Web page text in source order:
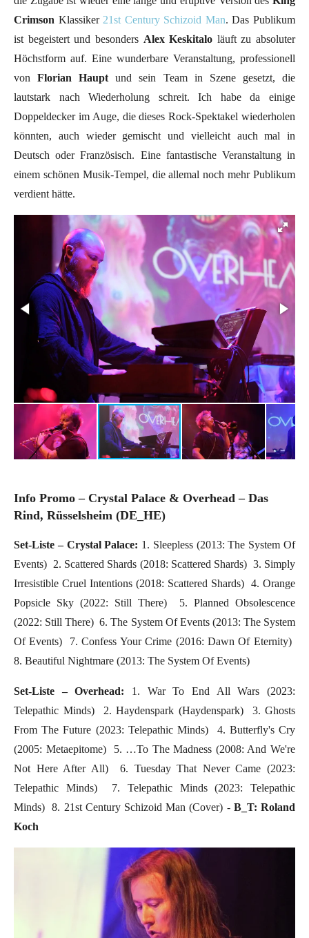
Crimson Klassiker 21st Century Schizoid Man. Das Publikum
ist begeistert und besonders Alex Keskitalo läuft zu absoluter
Höchstform auf. Eine wunderbare Veranstaltung, professionell
vonFlorian Haupt und sein Team in Szene gesetzt, die
lautstark nach Wiederholung schreit. Ich habe da einige
Doppeldecker im Auge, die dieses Rock-Spektakel wiederholen
könnten, auch wieder gemischt und vielleicht auch mal in
Deutsch oder Französisch. Eine fantastische Veranstaltung in
einem schönen Musik-Tempel, die allemal noch mehr Publikum
verdient hätte.
Info Promo – Crystal Palace & Overhead – Das
Rind, Rüsselsheim (DE_HE)
Set-Liste – Crystal Palace: 1. Sleepless (2013: The System Of
Events)  2. Scattered Shards (2018: Scattered Shards)  3. Simply
Irresistible Cruel Intentions (2018: Scattered Shards)  4. Orange
Popsicle Sky (2022: Still There)  5. Planned Obsolescence
(2022: Still There)  6. The System Of Events (2013: The System
Of Events)  7. Confess Your Crime (2016: Dawn Of Eternity) 
8. Beautiful Nightmare (2013: The System Of Events)
Set-Liste – Overhead: 1. War To End All Wars (2023:
Telepathic Minds)  2. Haydenspark (Haydenspark)  3. Ghosts
From The Future (2023: Telepathic Minds)  4. Butterfly's Cry
(2005: Metaepitome)  5. …To The Madness (2008: And We're
Not Here After All)  6. Tuesday That Never Came (2023:
Telepathic Minds)  7. Telepathic Minds (2023: Telepathic
Minds)  8. 21st Century Schizoid Man (Cover) - B_T: Roland
Koch